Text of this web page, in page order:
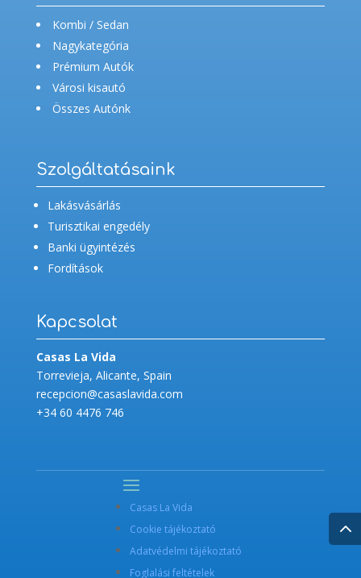
Kombi / Sedan
Nagykategória
Prémium Autók
Városi kisautó
Összes Autónk
Szolgáltatásaink
Lakásvásárlás
Turisztikai engedély
Banki ügyintézés
Fordítások
Kapcsolat
Casas La Vida
Torrevieja, Alicante, Spain
recepcion@casaslavida.com
+34 60 4476 746
Casas La Vida
Cookie tájékoztató
Adatvédelmi tájékoztató
Foglalási feltételek